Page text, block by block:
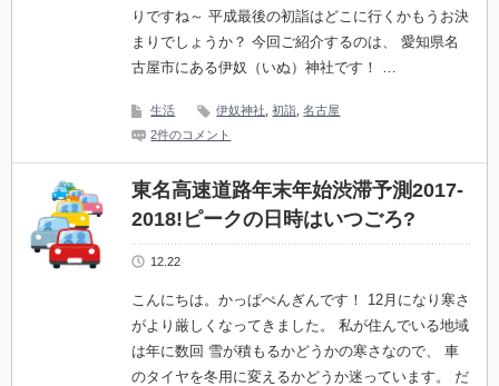
りですね～ 平成最後の初詣はどこに行くかもうお決
まりでしょうか？ 今回ご紹介するのは、 愛知県名
古屋市にある伊奴（いぬ）神社です！ …
生活 伊奴神社 ,初詣 ,名古屋
2件のコメント
東名高速道路年末年始渋滞予測2017-
2018!ピークの日時はいつごろ?
12.22
こんにちは。かっぱぺんぎんです！ 12月になり寒さ
がより厳しくなってきました。 私が住んでいる地域
は年に数回 雪が積もるかどうかの寒さなので、 車
のタイヤを冬用に変えるかどうか迷っています。 だ